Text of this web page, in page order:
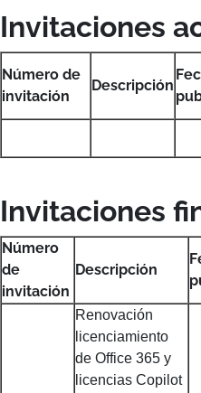
Invitaciones
Número de
invitación
Descripción
Invitaciones
Número
de
invitación
Descripción
Renovación
licenciamiento
de Office 365 y
licencias Copilot